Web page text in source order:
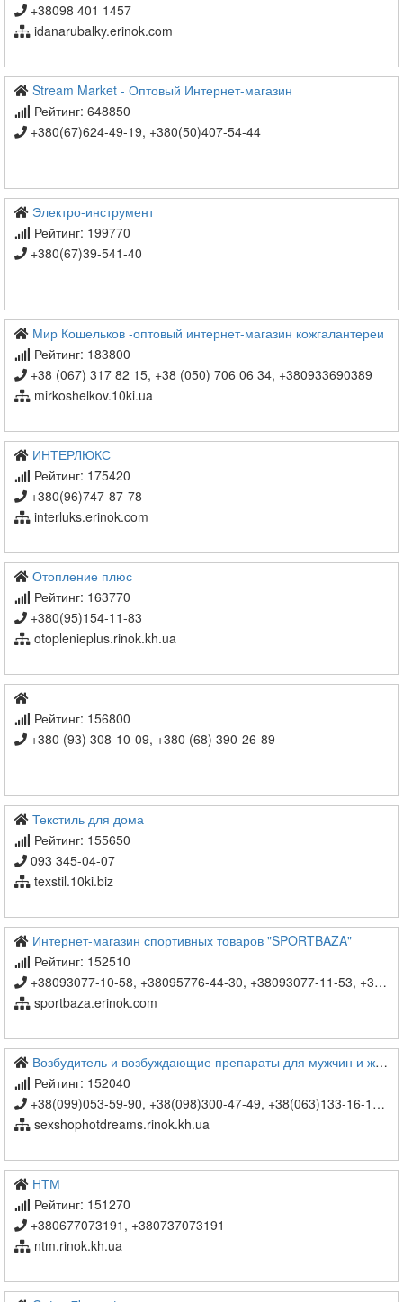
+38098 401 1457
idanarubalky.erinok.com
Stream Market - Оптовый Интернет-магазин
Рейтинг: 648850
+380(67)624-49-19, +380(50)407-54-44
Электро-инструмент
Рейтинг: 199770
+380(67)39-541-40
Мир Кошельков -оптовый интернет-магазин кожгалантереи
Рейтинг: 183800
+38 (067) 317 82 15, +38 (050) 706 06 34, +380933690389
mirkoshelkov.10ki.ua
ИНТЕРЛЮКС
Рейтинг: 175420
+380(96)747-87-78
interluks.erinok.com
Отопление плюс
Рейтинг: 163770
+380(95)154-11-83
otoplenieplus.rinok.kh.ua
Рейтинг: 156800
+380 (93) 308-10-09, +380 (68) 390-26-89
Текстиль для дома
Рейтинг: 155650
093 345-04-07
texstil.10ki.biz
Интернет-магазин спортивных товаров "SPORTBAZA"
Рейтинг: 152510
+38093077-10-58, +38095776-44-30, +38093077-11-53, +38066296-40-78, +38098593-34-27
sportbaza.erinok.com
Возбудитель и возбуждающие препараты для мужчин и женщин
Рейтинг: 152040
+38(099)053-59-90, +38(098)300-47-49, +38(063)133-16-10, +38(050)648-67-53
sexshophotdreams.rinok.kh.ua
НТМ
Рейтинг: 151270
+380677073191, +380737073191
ntm.rinok.kh.ua